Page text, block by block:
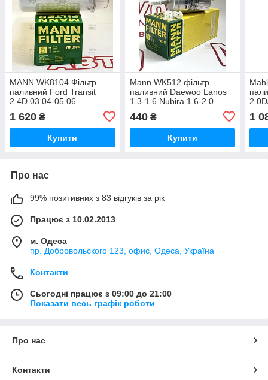
MANN WK8104 Фільтр
паливний Ford Transit
2.4D 03.04-05.06
1 620 ₴
Купити
Mann WK512 фільтр
паливний Daewoo Lanos
1.3-1.6 Nubira 1.6-2.0
440₴
Купити
1
Про нас
99% позитивних з 83 відгуків за рік
Працює з 10.02.2013
м. Одеса
пр. Добровольского 123, офис, Одеса, Україна
Контакти
Сьогодні працює з 09:00 до 21:00
Показати весь графік роботи
Про нас
Контакти